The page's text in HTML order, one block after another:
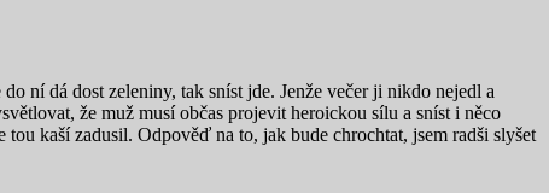
ní dá dost zeleniny, tak sníst jde. Jenže večer ji nikdo nejedl a
že muž musí občas projevit heroickou sílu a sníst i něco
kaší zadusil. Odpověď na to, jak bude chrochtat, jsem radši slyšet